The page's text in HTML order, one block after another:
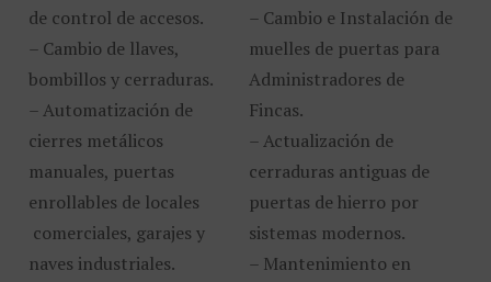
de control de accesos.
– Cambio de llaves,
bombillos y cerraduras.
– Automatización de
cierres metálicos
manuales, puertas
enrollables de locales
comerciales, garajes y
naves industriales.
– Cambio e Instalación de
muelles de puertas para
Administradores de
Fincas.
– Actualización de
cerraduras antiguas de
puertas de hierro por
sistemas modernos.
– Mantenimiento en